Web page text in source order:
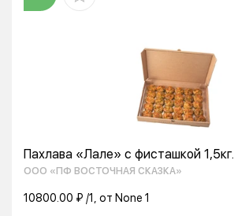
Пахлава «Лале» с фисташкой 1,5кг.
ООО «ПФ ВОСТОЧНАЯ СКАЗКА»
10800.00 ₽ /1, от None 1